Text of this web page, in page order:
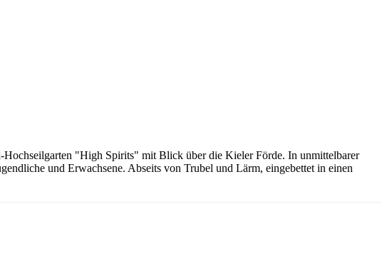
Hochseilgarten "High Spirits" mit Blick über die Kieler Förde. In unmittelbarer
und Erwachsene. Abseits von Trubel und Lärm, eingebettet in einen